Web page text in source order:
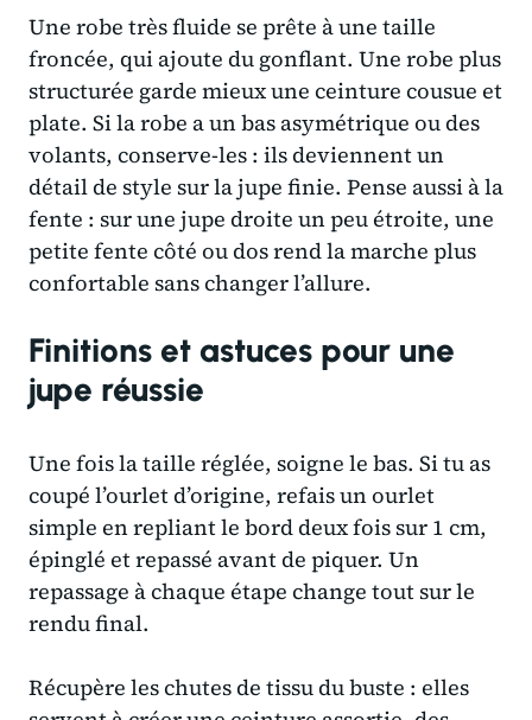
Une robe très fluide se prête à une taille
froncée, qui ajoute du gonflant. Une robe plus
structurée garde mieux une ceinture cousue et
plate. Si la robe a un bas asymétrique ou des
volants, conserve-les : ils deviennent un
détail de style sur la jupe finie. Pense aussi à la
fente : sur une jupe droite un peu étroite, une
petite fente côté ou dos rend la marche plus
confortable sans changer l’allure.
Finitions et astuces pour une
jupe réussie
Une fois la taille réglée, soigne le bas. Si tu as
coupé l’ourlet d’origine, refais un ourlet
simple en repliant le bord deux fois sur 1 cm,
épinglé et repassé avant de piquer. Un
repassage à chaque étape change tout sur le
rendu final.
Récupère les chutes de tissu du buste : elles